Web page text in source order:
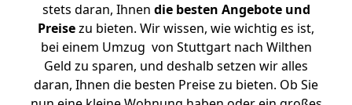
stets daran, Ihnen die besten Angebote und
Preisezu bieten. Wir wissen, wie wichtig es ist,
bei einem Umzug von Stuttgart nach Wilthen
Geld zu sparen, und deshalb setzen wir alles
daran, Ihnen die besten Preise zu bieten. Ob Sie